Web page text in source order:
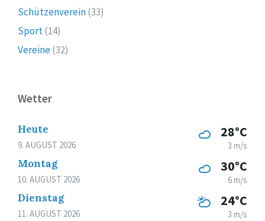
Schützenverein(33)
Sport(14)
Vereine(32)
Wetter
Heute
9. AUGUST 2026
28°C
3 m/s
Montag
10. AUGUST 2026
30°C
6 m/s
Dienstag
11. AUGUST 2026
24°C
3 m/s